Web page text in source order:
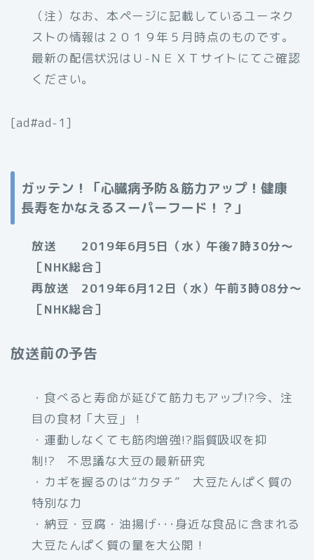
（注）なお、本ページに記載しているユーネク
ストの情報は２０１９年５月時点のものです。
最新の配信状況はＵ-ＮＥＸＴサイトにてご確認
ください。
[ad#ad-1]
ガッテン！「心臓病予防＆筋力アップ！健康
長寿をかなえるスーパーフード！？」
放送 2019年6月5日（水）午後7時30分～
［NHK総合］
再放送 2019年6月12日（水）午前3時08分～
［NHK総合］
放送前の予告
・食べると寿命が延びて筋力もアップ!?今、注
目の食材「大豆」！
・運動しなくても筋肉増強!?脂質吸収を抑
制!? 不思議な大豆の最新研究
・カギを握るのは“カタチ” 大豆たんぱく質の
特別な力
・納豆・豆腐・油揚げ･･･身近な食品に含まれる
大豆たんぱく質の量を大公開！